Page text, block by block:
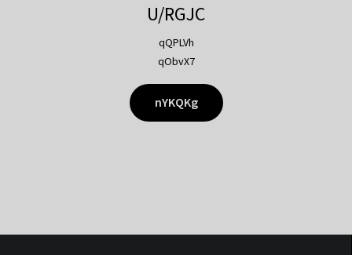
U/RGJC
qQPLVh
qObvX7
nYKQKg